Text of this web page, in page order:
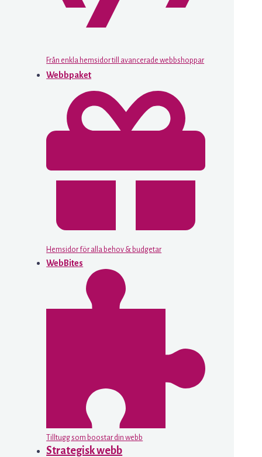
Från enkla hemsidor till avancerade webbshoppar
Webbpaket
Hemsidor för alla behov & budgetar
WebBites
Tilltugg som boostar din webb
Strategisk webb